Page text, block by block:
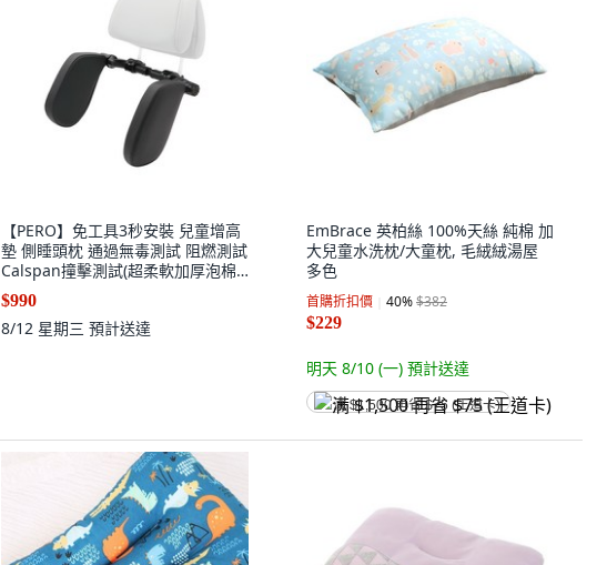
【PERO】免工具3秒安裝 兒童增高
墊 側睡頭枕 通過無毒測試 阻燃測試
Calspan撞擊測試(超柔軟加厚泡棉)
紫色, 側睡頭枕II(黑色),單品購買
$990
8/12 星期三 預計送達
EmBrace 英柏絲 100%天絲 純棉 加
大兒童水洗枕/大童枕, 毛絨絨湯屋
多色
首購折扣價 40%$382
$229
明天 8/10 (一) 預計送達
满 $1,500 再省 $75 (王道卡)